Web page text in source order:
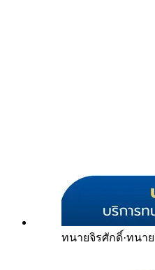
ทนายจิรศักดิ์·ทนา